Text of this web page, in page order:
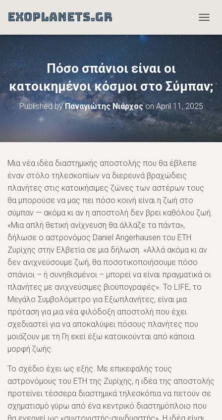
EXOPLANETS.GR
O
G
L
E
A
V
I
G
A
Πόσο σπάνιοι είναι οι
κατοικημένοι κόσμοι στο Σύμπαν;
Published byΠαναγιώτης ΝιάρχοςonApril 11, 2025
Μια νέα ιδέα διαστημικής αποστολής που θα έβλεπε
έναν στόλο τηλεσκοπίων να διερευνά βραχώδεις
πλανήτες στις κατοικήσιμες ζώνες των αστέρων τους
θα μπορούσε να μας πει πόσο κοινή είναι η ζωή στο
σύμπαν — ακόμα κι αν η αποστολή δεν βρει καθόλου ζωή.
«Μια απλή θετική ανίχνευση θα άλλαζε τα πάντα»,
δήλωσε ο αστρονόμος Daniel Angerhausen του ETH
Ζυρίχης στην Ελβετία σε μια δήλωση. «Αλλά ακόμα κι αν
δεν ανιχνεύσουμε ζωή, θα ποσοτικοποιήσουμε πόσο
σπάνιοι – ή συνηθισμένοι – μπορεί να είναι πραγματικά οι
πλανήτες με ανιχνεύσιμες βιοϋπογραφές». Το LIFE, το
Μεγάλο Συμβολόμετρο για Εξωπλανήτες, είναι μια
πρόταση για μια νέα φιλόδοξη αποστολή που έχει
σχεδιαστεί για να αποκαλύψει πόσους πλανήτες που
μοιάζουν με τη Γη εκεί έξω κατοικούνται από κάποια
μορφή ζωής.
Το σχέδιο έχει ως εξής. Με επικεφαλής τους
αστρονόμους του ETH της Ζυρίχης, η ιδέα της αποστολής
προτείνει τέσσερα διαστημικά τηλεσκόπια να πετούν σε
σχηματισμό γύρω από ένα κεντρικό διαστημόπλοιο που